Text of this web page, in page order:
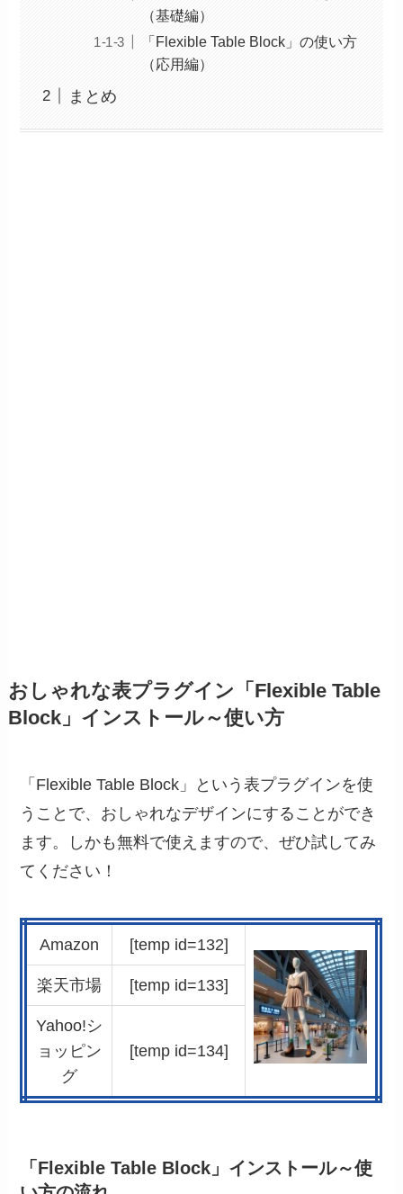
（基礎編）
「Flexible Table Block」の使い方
（応用編）
まとめ
おしゃれな表プラグイン「Flexible Table
Block」インストール～使い方
「Flexible Table Block」という表プラグインを使
うことで、おしゃれなデザインにすることができ
ます。しかも無料で使えますので、ぜひ試してみ
てください！
Amazon [temp id=132]
楽天市場 [temp id=133]
Yahoo!シ
ョッピン
グ
[temp id=134]
「Flexible Table Block」インストール～使